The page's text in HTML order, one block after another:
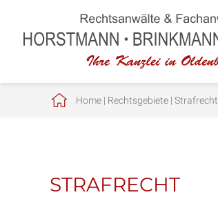
Home| Rechtsgebiete| Strafrecht
STRAFRECHT